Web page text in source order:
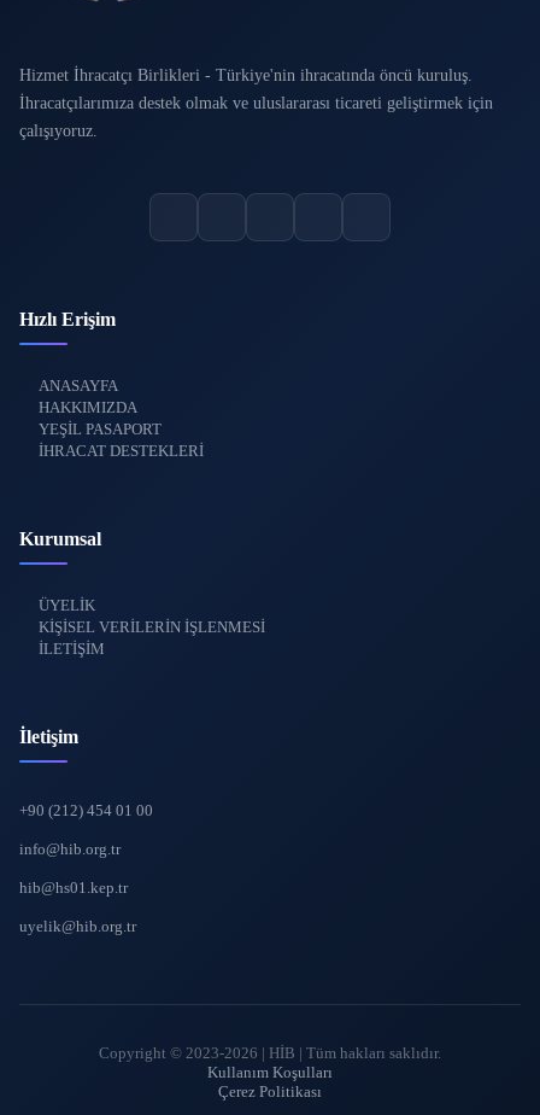
Hizmet İhracatçı Birlikleri - Türkiye'nin ihracatında öncü kuruluş.
İhracatçılarımıza destek olmak ve uluslararası ticareti geliştirmek için
çalışıyoruz.
Hızlı Erişim
ANASAYFA
HAKKIMIZDA
YEŞİL PASAPORT
İHRACAT DESTEKLERİ
Kurumsal
ÜYELİK
KİŞİSEL VERİLERİN İŞLENMESİ
İLETİŞİM
İletişim
+90 (212) 454 01 00
info@hib.org.tr
hib@hs01.kep.tr
uyelik@hib.org.tr
Copyright © 2023-2026 | HİB | Tüm hakları saklıdır.
Kullanım Koşulları
Çerez Politikası